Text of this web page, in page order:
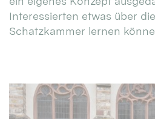
Interessierten etwas über
Schatzkammer lernen